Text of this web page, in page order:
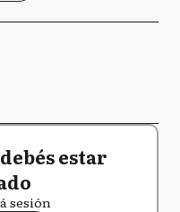
estar
sesión